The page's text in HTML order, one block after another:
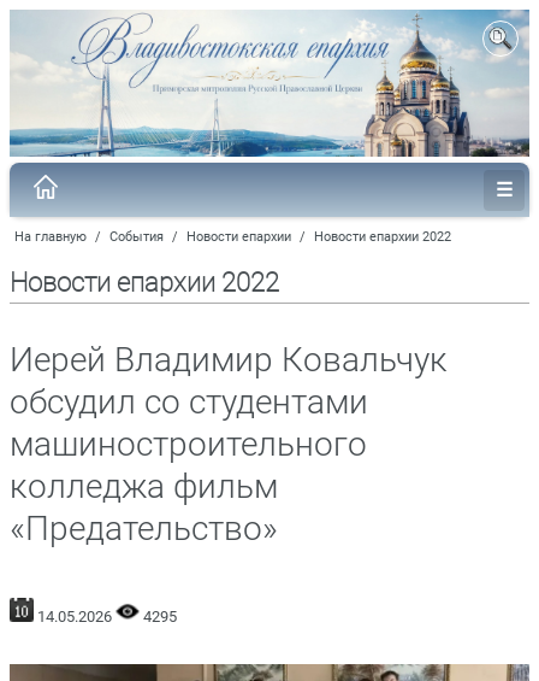
На главную / События / Новости епархии / Новости епархии 2022
Новости епархии 2022
Иерей Владимир Ковальчук
обсудил со студентами
машиностроительного
колледжа фильм
«Предательство»
14.05.2026 4295